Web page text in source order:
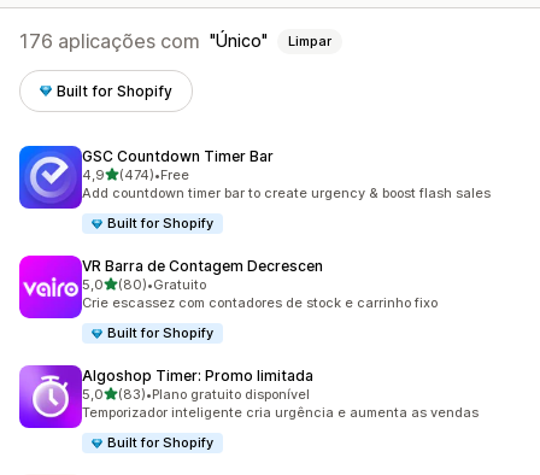
176 aplicações com Único Limpar
Built for Shopify
GSC Countdown Timer Bar
4,9de 5 estrelas
(474)
474 total de avaliações
•Free
Add countdown timer bar to create urgency & boost flash sales
Built for Shopify
VR Barra de Contagem Decrescen
5,0de 5 estrelas
(80)
80 total de avaliações
•Gratuito
Crie escassez com contadores de stock e carrinho fixo
Built for Shopify
Algoshop Timer: Promo limitada
5,0de 5 estrelas
(83)
83 total de avaliações
•Plano gratuito disponível
Temporizador inteligente cria urgência e aumenta as vendas
Built for Shopify